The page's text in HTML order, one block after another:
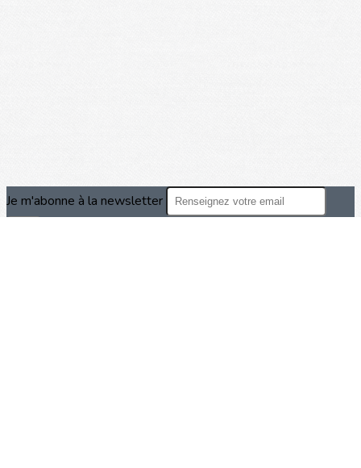
Je m'abonne à la newsletter